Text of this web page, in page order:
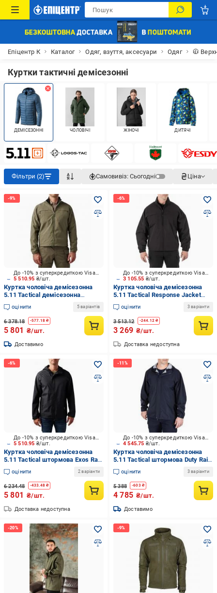
Епіцентр К Каталог Одяг, взуття, аксесуари Одяг 🧥
Куртки тактичні демісезонні
ДЕМІСЕЗОННІ ЧОЛОВІЧІ ЖІНОЧІ ДИТЯЧІ
Фільтри (2) Самовивіз: Сьогодні Ціна
5 510.95 ₴/шт.
До -10% з суперкредиткою Visa Вигода
Куртка чоловіча демісезонна
5.11 Tactical демісезонна
"CHAMELEON SOFTSHELL
JACKET 2.0" 48373-186 р.XL
Ranger green
оцінити 5 варіантів
6 378.18 -577.18 ₴
5 801 ₴/шт.
Доставимо
3 105.55 ₴/шт.
До -10% з суперкредиткою Visa Вигода
Куртка чоловіча демісезонна
5.11 Tactical Response Jacket
48016-019 48016-019 р.XXL [019]
Blackоцінити 3 варіанти
3 513.12 -244.12₴
3 269 ₴/шт.
Доставка недоступна
5 510.95 ₴/шт.
До -10% з суперкредиткою Visa Вигода
Куртка чоловіча демісезонна
5.11 Tactical штормова Exos Rain
Shell 48370-019 48370-019 р.XXL
[019] Black
оцінити 2 варіанти
6 234.48 -433.48 ₴
5 801 ₴/шт.
Доставка недоступна
4 545.75 ₴/шт.
До -10% з суперкредиткою Visa Вигода
Куртка чоловіча демісезонна
5.11 Tactical штормова Duty Rain
Shell 48353-724 р.XXL dark navy
оцінити 3 варіанти
5 388 -603₴
4 785 ₴/шт.
Доставимо